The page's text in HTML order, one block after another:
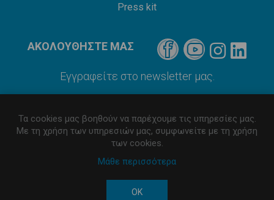
Press kit
ΑΚΟΛΟΥΘΗΣΤΕ ΜΑΣ
Εγγραφείτε στο newsletter μας.
Πνευματική ιδιοκτησία © 2026 iNBEVERAGES.
Τα cookies μας βοηθούν να παρέχουμε τις υπηρεσίες μας.
Με τη χρήση των υπηρεσιών μας, συμφωνείτε με τη χρήση
των cookies.
Μάθε περισσότερα
OK